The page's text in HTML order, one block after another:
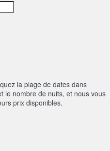
la plage de dates dans
le nombre de nuits, et nous vous
prix disponibles.